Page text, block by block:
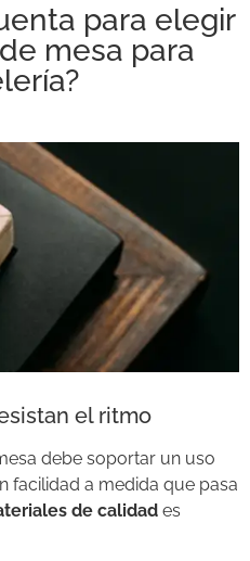
para elegir
mesa para
el ritmo
debe soportar un uso
facilidad a medida que pasa
de calidad es